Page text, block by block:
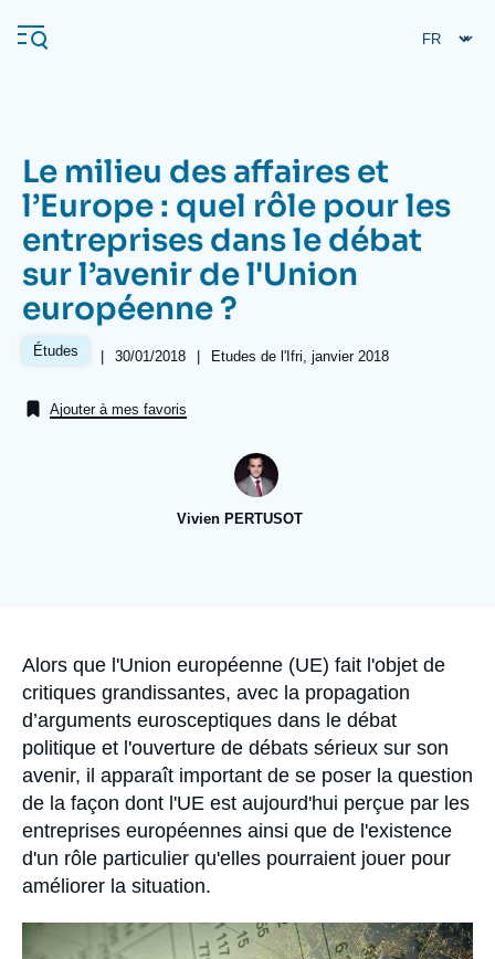
au
contenu
Navigation
principale
L'Ifri
Analyses
Se connecter
À propos de l'Ifri Recherches fréquentes
Le milieu des affaires et
l’Europe : quel rôle pour les
entreprises dans le débat
sur l’avenir de l'Union
européenne ?
Études |
Date
publication
30/01/2018 | Références
Etudes de l'Ifri, janvier 2018
Ajouter à mes favoris
Vivien PERTUSOT
Accroche
Alors que l'Union européenne (UE) fait l'objet de
critiques grandissantes, avec la propagation
d’arguments eurosceptiques dans le débat
politique et l'ouverture de débats sérieux sur son
avenir, il apparaît important de se poser la question
de la façon dont l'UE est aujourd'hui perçue par les
entreprises européennes ainsi que de l'existence
d'un rôle particulier qu'elles pourraient jouer pour
améliorer la situation.
Image
principale